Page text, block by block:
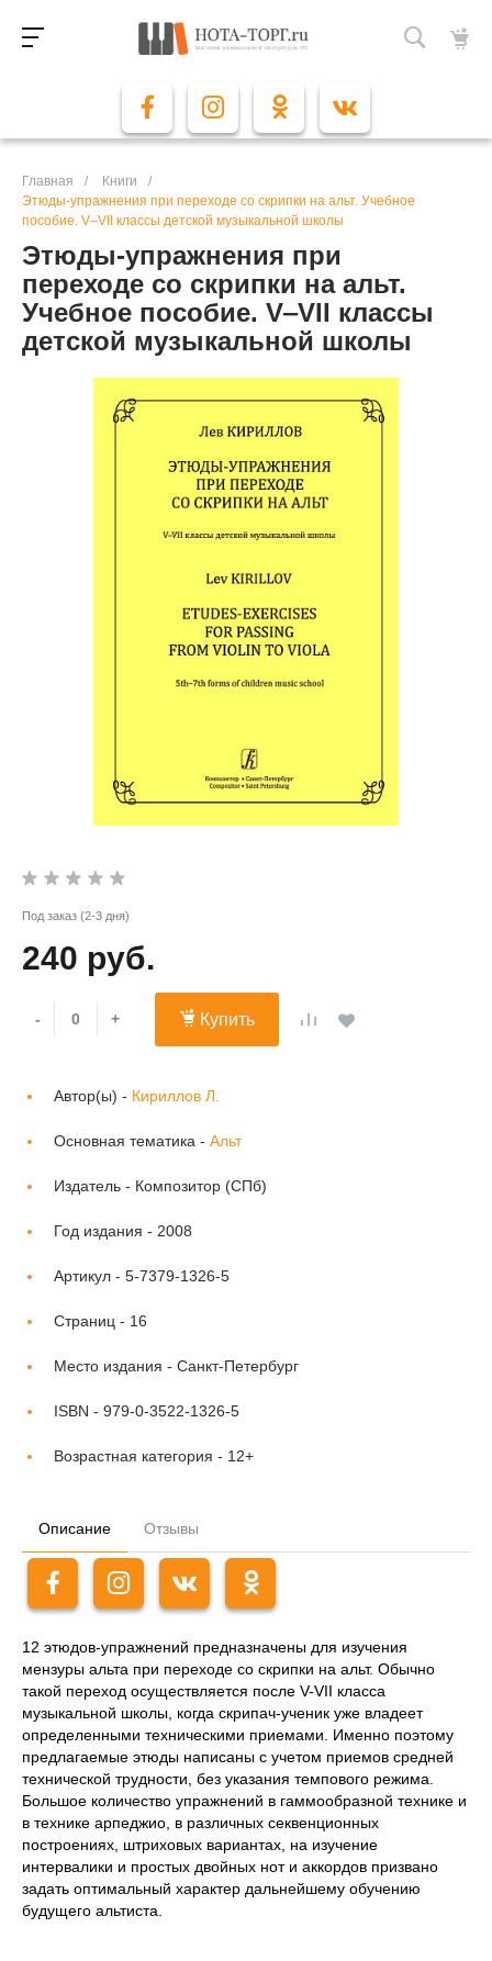
Главная / Книги
/
Этюды-упражнения при переходе со скрипки на альт. Учебное
пособие. V‒VII классы детской музыкальной школы
Этюды-упражнения при
переходе со скрипки на альт.
Учебное пособие. V‒VII классы
детской музыкальной школы
Под заказ (2-3 дня)
240 руб.
- + Купить
Автор(ы) - Кириллов Л.
Основная тематика - Альт
Издатель - Композитор (СПб)
Год издания - 2008
Артикул - 5-7379-1326-5
Страниц - 16
Место издания - Санкт-Петербург
ISBN - 979-0-3522-1326-5
Возрастная категория - 12+
Описание Отзывы
12 этюдов-упражнений предназначены для изучения
мензуры альта при переходе со скрипки на альт. Обычно
такой переход осуществляется после V-VII класса
музыкальной школы, когда скрипач-ученик уже владеет
определенными техническими приемами. Именно поэтому
предлагаемые этюды написаны с учетом приемов средней
технической трудности, без указания темпового режима.
Большое количество упражнений в гаммообразной технике и
в технике арпеджио, в различных секвенционных
построениях, штриховых вариантах, на изучение
интервалики и простых двойных нот и аккордов призвано
задать оптимальный характер дальнейшему обучению
будущего альтиста.